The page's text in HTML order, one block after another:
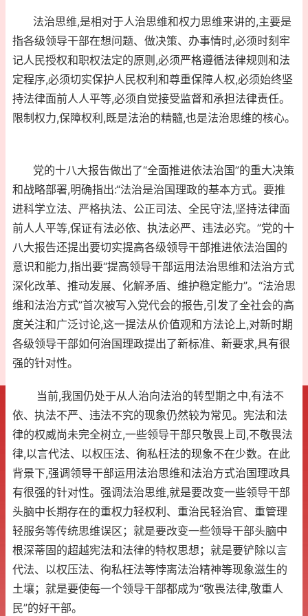
法治思维,是相对于人治思维和权力思维来讲的,主要是
指各级领导干部在想问题、做决策、办事情时,必须时刻牢
记人民授权和职权法定的原则,必须严格遵循法律规则和法
定程序,必须切实保护人民权利和尊重保障人权,必须始终坚
持法律面前人人平等,必须自觉接受监督和承担法律责任。
限制权力,保障权利,既是法治的精髓,也是法治思维的核心。
党的十八大报告做出了“全面推进依法治国”的重大决策
和战略部署,明确指出:“法治是治国理政的基本方式。要推
进科学立法、严格执法、公正司法、全民守法,坚持法律面
前人人平等,保证有法必依、执法必严、违法必究。”党的十
八大报告还提出要切实提高各级领导干部推进依法治国的
意识和能力,指出要“提高领导干部运用法治思维和法治方式
深化改革、推动发展、化解矛盾、维护稳定能力”。“法治思
维和法治方式”首次被写入党代会的报告,引发了全社会的高
度关注和广泛讨论,这一提法从价值观和方法论上,对新时期
各级领导干部如何治国理政提出了新标准、新要求,具有很
强的针对性。
当前,我国仍处于从人治向法治的转型期之中,有法不
依、执法不严、违法不究的现象仍然较为常见。宪法和法
律的权威尚未完全树立,一些领导干部只敬畏上司,不敬畏法
律,以言代法、以权压法、徇私枉法的现象不在少数。在此
背景下,强调领导干部运用法治思维和法治方式治国理政具
有很强的针对性。强调法治思维,就是要改变一些领导干部
头脑中长期存在的重权力轻权利、重治民轻治官、重管理
轻服务等传统思维误区；就是要改变一些领导干部头脑中
根深蒂固的超越宪法和法律的特权思想；就是要铲除以言
代法、以权压法、徇私枉法等悖离法治精神等现象滋生的
土壤；就是要使每一个领导干部都成为“敬畏法律,敬重人
民”的好干部。